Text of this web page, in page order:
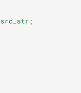
src_str ;